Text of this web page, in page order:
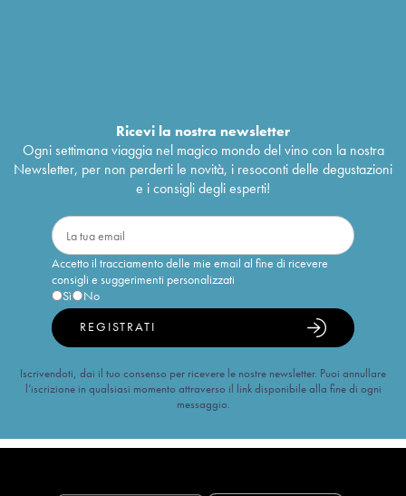
Ricevi la nostra newsletter
Ogni settimana viaggia nel magico mondo del vino con la nostra
Newsletter, per non perderti le novità, i resoconti delle degustazioni
e i consigli degli esperti!
Accetto il tracciamento delle mie email al fine di ricevere
consigli e suggerimenti personalizzati
Sì
No
REGISTRATI
Iscrivendoti, dai il tuo consenso per ricevere le nostre newsletter. Puoi annullare
l’iscrizione in qualsiasi momento attraverso il link disponibile alla fine di ogni
messaggio.